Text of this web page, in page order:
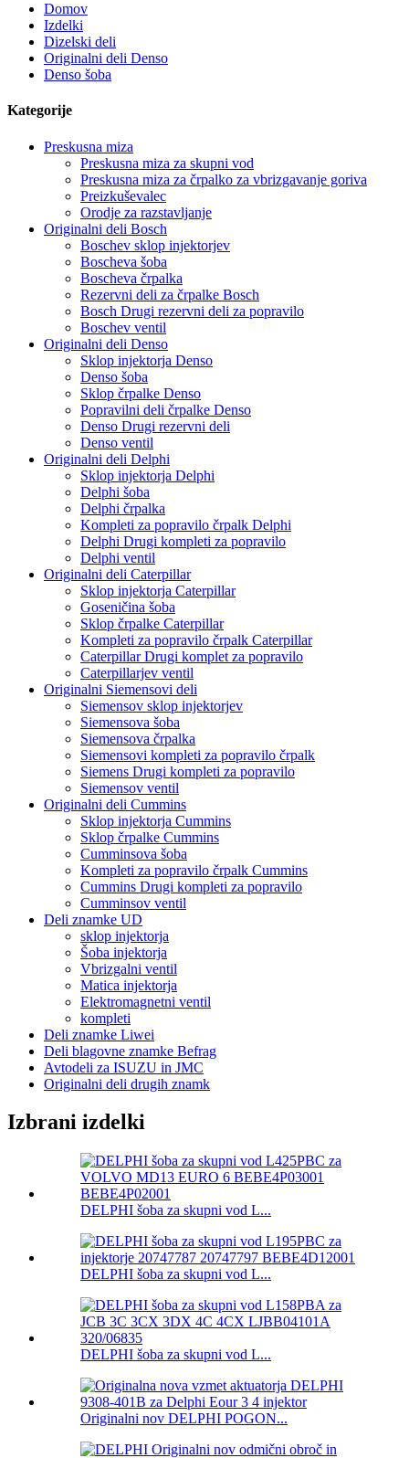
Domov
Izdelki
Dizelski deli
Originalni deli Denso
Denso šoba
Kategorije
Preskusna miza
Preskusna miza za skupni vod
Preskusna miza za črpalko za vbrizgavanje goriva
Preizkuševalec
Orodje za razstavljanje
Originalni deli Bosch
Boschev sklop injektorjev
Boscheva šoba
Boscheva črpalka
Rezervni deli za črpalke Bosch
Bosch Drugi rezervni deli za popravilo
Boschev ventil
Originalni deli Denso
Sklop injektorja Denso
Denso šoba
Sklop črpalke Denso
Popravilni deli črpalke Denso
Denso Drugi rezervni deli
Denso ventil
Originalni deli Delphi
Sklop injektorja Delphi
Delphi šoba
Delphi črpalka
Kompleti za popravilo črpalk Delphi
Delphi Drugi kompleti za popravilo
Delphi ventil
Originalni deli Caterpillar
Sklop injektorja Caterpillar
Goseničina šoba
Sklop črpalke Caterpillar
Kompleti za popravilo črpalk Caterpillar
Caterpillar Drugi komplet za popravilo
Caterpillarjev ventil
Originalni Siemensovi deli
Siemensov sklop injektorjev
Siemensova šoba
Siemensova črpalka
Siemensovi kompleti za popravilo črpalk
Siemens Drugi kompleti za popravilo
Siemensov ventil
Originalni deli Cummins
Sklop injektorja Cummins
Sklop črpalke Cummins
Cumminsova šoba
Kompleti za popravilo črpalk Cummins
Cummins Drugi kompleti za popravilo
Cumminsov ventil
Deli znamke UD
sklop injektorja
Šoba injektorja
Vbrizgalni ventil
Matica injektorja
Elektromagnetni ventil
kompleti
Deli znamke Liwei
Deli blagovne znamke Befrag
Avtodeli za ISUZU in JMC
Originalni deli drugih znamk
Izbrani izdelki
DELPHI šoba za skupni vod L...
DELPHI šoba za skupni vod L...
DELPHI šoba za skupni vod L...
Originalni nov DELPHI POGON...